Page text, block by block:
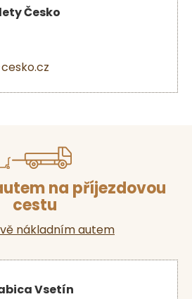
Česko
na příjezdovou
cestu
nákladním autem
Vsetín